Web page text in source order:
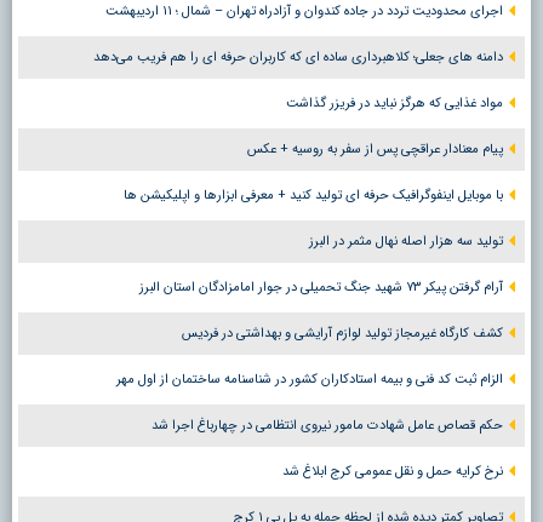
اجرای محدودیت تردد در جاده کندوان و آزادراه تهران – شمال ؛ ١١ اردیبهشت
دامنه های جعلی؛ کلاهبرداری ساده ای که کاربران حرفه ای را هم فریب می‌دهد
مواد غذایی که هرگز نباید در فریزر گذاشت
پیام معنادار عراقچی پس از سفر به روسیه + عکس
با موبایل اینفوگرافیک حرفه ای تولید کنید + معرفی ابزارها و اپلیکیشن ها
تولید سه هزار اصله نهال مثمر در البرز
آرام گرفتن پیکر ۷۳ شهید جنگ تحمیلی در جوار امامزادگان استان البرز
کشف کارگاه غیرمجاز تولید لوازم آرایشی و بهداشتی در فردیس
الزام ثبت کد فنی و بیمه استادکاران کشور در شناسنامه ساختمان از اول مهر
حکم قصاص عامل شهادت مامور نیروی انتظامی در چهارباغ اجرا شد
نرخ کرایه حمل و نقل عمومی کرج ابلاغ شد